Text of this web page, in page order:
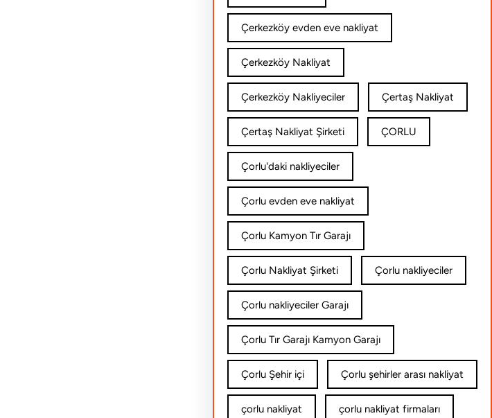
Çerkezköy evden eve nakliyat
Çerkezköy Nakliyat
Çerkezköy Nakliyeciler Çertaş Nakliyat
Çertaş Nakliyat Şirketi ÇORLU
Çorlu'daki nakliyeciler
Çorlu evden eve nakliyat
Çorlu Kamyon Tır Garajı
Çorlu Nakliyat Şirketi Çorlu nakliyeciler
Çorlu nakliyeciler Garajı
Çorlu Tır Garajı Kamyon Garajı
Çorlu Şehir içi Çorlu şehirler arası nakliyat
çorlu nakliyat çorlu nakliyat firmaları